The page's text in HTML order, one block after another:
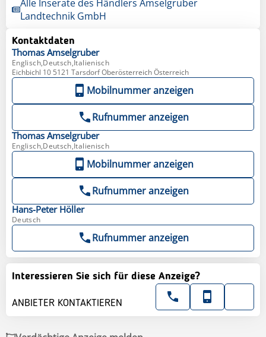
Alle Inserate des Händlers Amselgruber
Landtechnik GmbH
Kontaktdaten
Thomas Amselgruber
Englisch,Deutsch,Italienisch
Eichbichl 10 5121 Tarsdorf Oberösterreich Österreich
Mobilnummer anzeigen
Rufnummer anzeigen
Thomas Amselgruber
Englisch,Deutsch,Italienisch
Mobilnummer anzeigen
Rufnummer anzeigen
Hans-Peter Höller
Deutsch
Rufnummer anzeigen
Interessieren Sie sich für diese Anzeige?
ANBIETER KONTAKTIEREN